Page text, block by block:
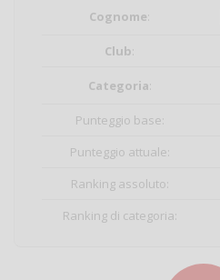
Cognome:
Club:
Categoria:
Punteggio base:
Punteggio attuale:
Ranking assoluto:
Ranking di categoria: